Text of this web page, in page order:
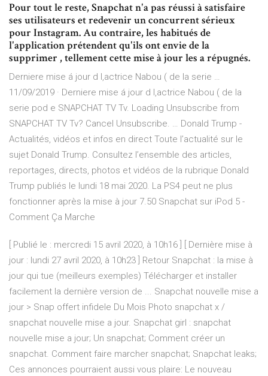
Pour tout le reste, Snapchat n'a pas réussi à satisfaire
ses utilisateurs et redevenir un concurrent sérieux
pour Instagram. Au contraire, les habitués de
l'application prétendent qu'ils ont envie de la
supprimer , tellement cette mise à jour les a répugnés.
Derniere mise á jour d l,actrice Nabou ( de la serie …
11/09/2019 · Derniere mise á jour d l,actrice Nabou ( de la
serie pod e SNAPCHAT TV Tv. Loading Unsubscribe from
SNAPCHAT TV Tv? Cancel Unsubscribe. … Donald Trump -
Actualités, vidéos et infos en direct Toute l’actualité sur le
sujet Donald Trump. Consultez l’ensemble des articles,
reportages, directs, photos et vidéos de la rubrique Donald
Trump publiés le lundi 18 mai 2020. La PS4 peut ne plus
fonctionner après la mise à jour 7.50 Snapchat sur iPod 5 -
Comment Ça Marche
[ Publié le : mercredi 15 avril 2020, à 10h16 ] [ Dernière mise à
jour : lundi 27 avril 2020, à 10h23 ] Retour Snapchat : la mise à
jour qui tue (meilleurs exemples) Télécharger et installer
facilement la dernière version de ... Snapchat nouvelle mise a
jour > Snap offert infidele Du Mois Photo snapchat x /
snapchat nouvelle mise a jour. Snapchat girl : snapchat
nouvelle mise a jour; Un snapchat; Comment créer un
snapchat. Comment faire marcher snapchat; Snapchat leaks;
Ces annonces pourraient aussi vous plaire: Le nouveau